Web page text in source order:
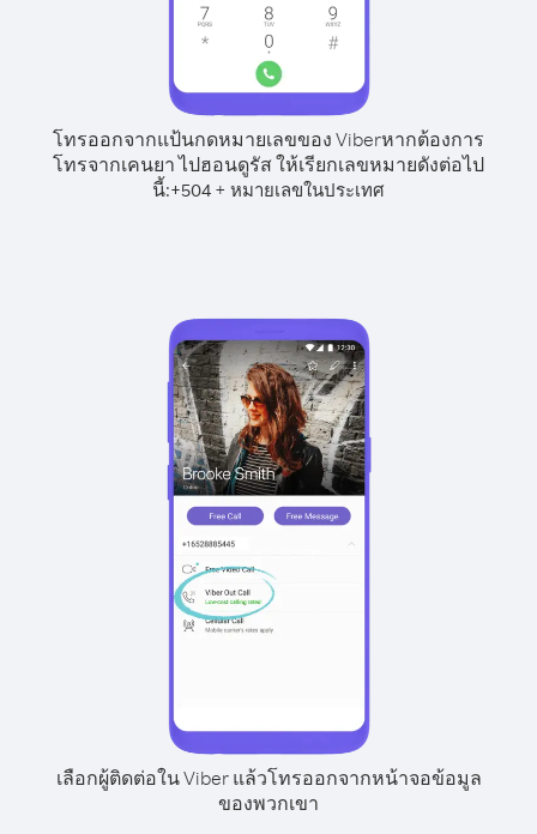
โทรออกจากแป้นกดหมายเลขของ Viberหากต้องการ
โทรจากเคนยา ไปฮอนดูรัส ให้เรียกเลขหมายดังต่อไป
นี้:+504 + หมายเลขในประเทศ
เลือกผู้ติดต่อใน Viber แล้วโทรออกจากหน้าจอข้อมูล
ของพวกเขา